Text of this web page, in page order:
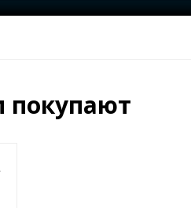
покупают